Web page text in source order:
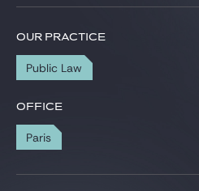
Career
Gide Pro Bono and CSR
Blog Real Estate
OUR PRACTICE
Public Law
OFFICE
Paris